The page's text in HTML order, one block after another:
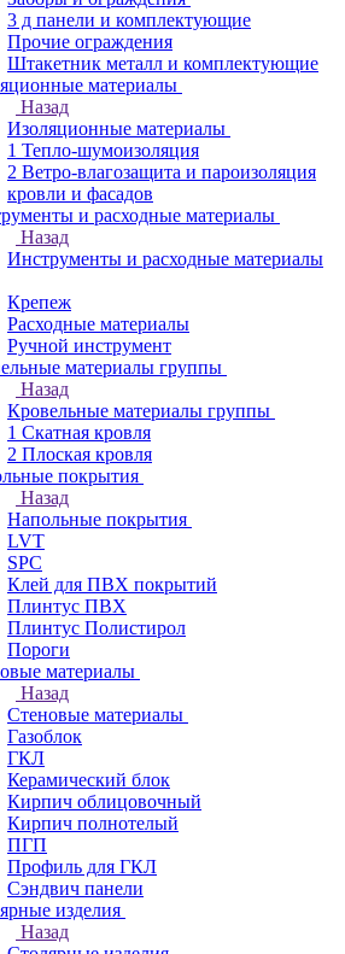
3 д панели и комплектующие
Прочие ограждения
Штакетник металл и комплектующие
материалы
Назад
Изоляционные материалы
1 Тепло-шумоизоляция
2 Ветро-влагозащита и пароизоляция
кровли и фасадов
и расходные материалы
Назад
Инструменты и расходные материалы
Крепеж
Расходные материалы
Ручной инструмент
материалы группы
Назад
Кровельные материалы группы
1 Скатная кровля
2 Плоская кровля
покрытия
Назад
Напольные покрытия
LVT
SPC
Клей для ПВХ покрытий
Плинтус ПВХ
Плинтус Полистирол
Пороги
материалы
Назад
Стеновые материалы
Газоблок
ГКЛ
Керамический блок
Кирпич облицовочный
Кирпич полнотелый
ПГП
Профиль для ГКЛ
Сэндвич панели
изделия
Назад